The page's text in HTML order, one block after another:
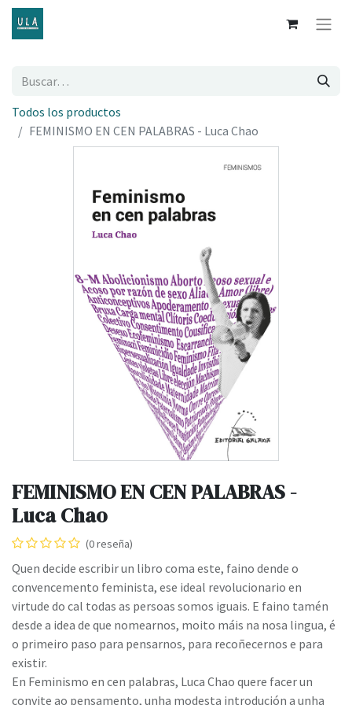
Todos los productos
FEMINISMO EN CEN PALABRAS - Luca Chao
FEMINISMO EN CEN PALABRAS -
Luca Chao
(0 reseña)
Quen decide escribir un libro coma este, faino dende o
convencemento feminista, ese ideal revolucionario en
virtude do cal todas as persoas somos iguais. E faino tamén
desde a idea de que nomearnos, moito máis na nosa lingua, é
o primeiro paso para pensarnos, para recoñecernos e para
existir.
En Feminismo en cen palabras, Luca Chao quere facer un
convite ao pensamento, unha modesta introdución a unha